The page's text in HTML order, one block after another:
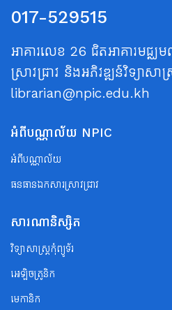
017-529515
អាគារលេខ 26 ជិតអាគារមជ្ឈ
ស្រាវជ្រាវ និងអភិវឌ្ឍន៍វិទ្យាសាស្
librarian@npic.edu.kh
អំពីបណ្ណាល័យ NPIC
អំពីបណ្ណាល័យ
ធនធានឯកសារស្រាវជ្រាវ
សារណានិស្សិត
វិទ្យាសាស្ត្រកុំព្យូទ័រ
អេឡិចត្រូនិក
មេកានិក